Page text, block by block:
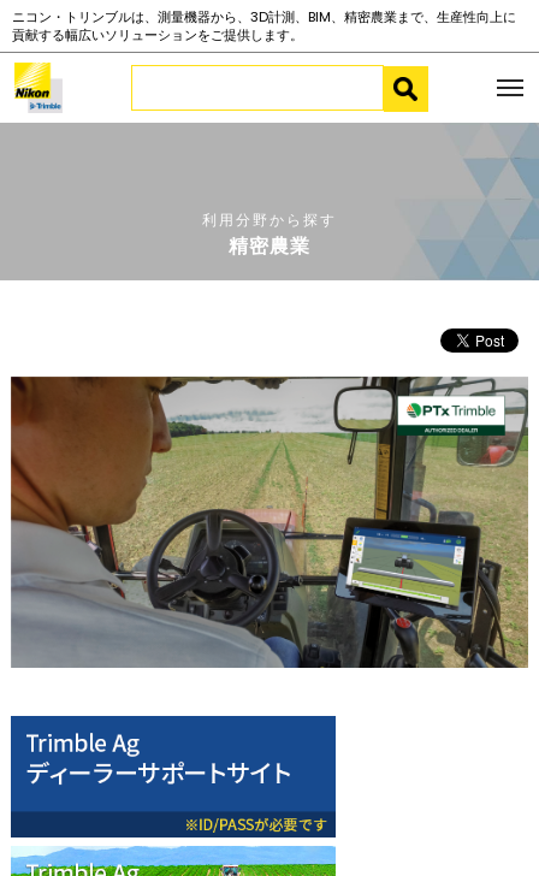
ニコン・トリンブルは、測量機器から、3D計測、BIM、精密農業まで、生産性向上に
貢献する幅広いソリューションをご提供します。
利用分野から探す
精密農業